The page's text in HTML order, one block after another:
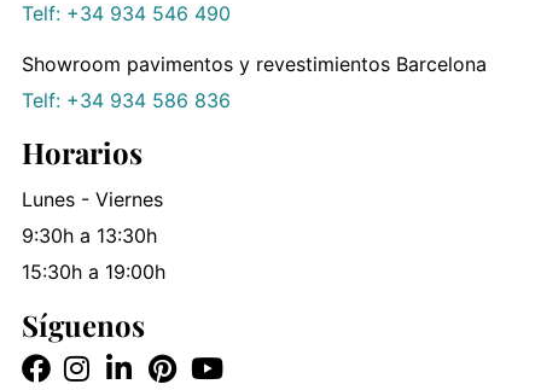
Telf: +34 934 546 490
Showroom pavimentos y revestimientos Barcelona
Telf: +34 934 586 836
Horarios
Lunes - Viernes
9:30h a 13:30h
15:30h a 19:00h
Síguenos